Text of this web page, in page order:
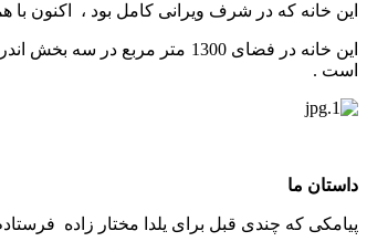
این خانه که در شرف ویرانی کامل بود ، اکنون
این خانه در فضای 1300 متر
است .
داستان ما
پیامکی که چندی قبل برای یلدا مختار زاده